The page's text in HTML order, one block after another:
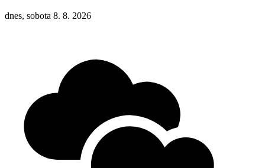
dnes, sobota 8. 8. 2026